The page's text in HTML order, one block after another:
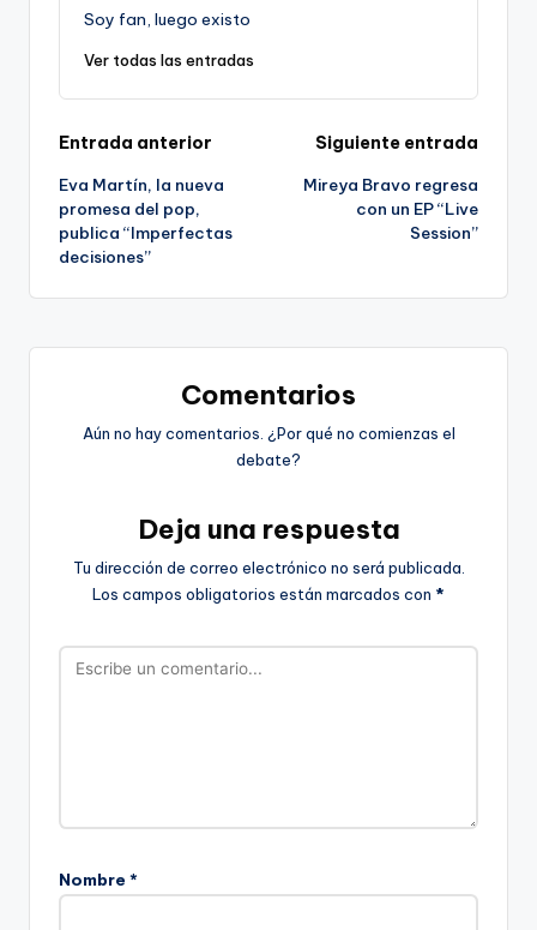
Soy fan, luego existo
Ver todas las entradas
Navegación
de
entradas
Entrada anterior
Eva Martín, la nueva
promesa del pop,
publica “Imperfectas
decisiones”
Siguiente entrada
Mireya Bravo regresa
con un EP “Live
Session”
Comentarios
Aún no hay comentarios. ¿Por qué no comienzas el
debate?
Deja una respuesta
Tu dirección de correo electrónico no será publicada.
Los campos obligatorios están marcados con *
Nombre *